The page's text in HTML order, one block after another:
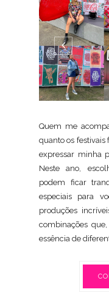
Quem me
quanto os
expressar minha
Neste ano,
podem ficar
especiais para
produções
combinações
essência de